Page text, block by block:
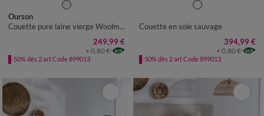
Ourson
Couette pure laine vierge Woolmark® 600g/m²
249,99 €
+ 0,80 €
-50% dès 2 art Code 899013
COUETTE 1 PERS : 140X200
COUETTE 1-2 PERS :
COUETTE 2 PERS :
240X220CM
COUETTE 2 PERS :
260X240CM
Couette en soie sauvage
394,99 €
+ 0,80 €
-50% dès 2 art Code 899013